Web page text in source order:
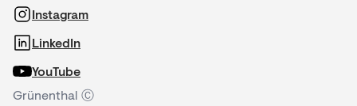
Instagram
LinkedIn
YouTube
Grünenthal Ⓒ